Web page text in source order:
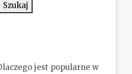
Szukaj
jest popularne w